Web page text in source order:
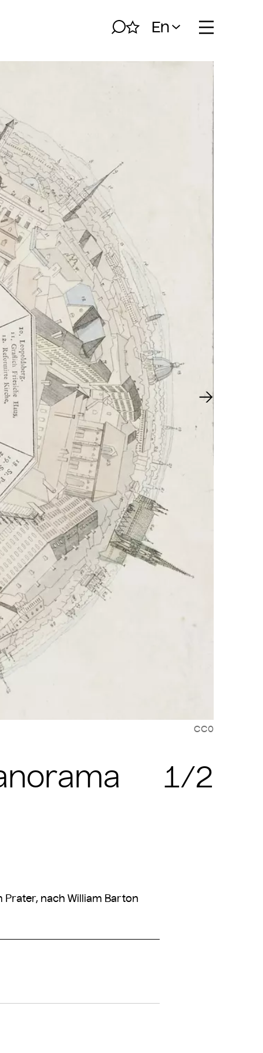
SearchMy album
En Open
1/2
CC0
Next slide
nach William Barton